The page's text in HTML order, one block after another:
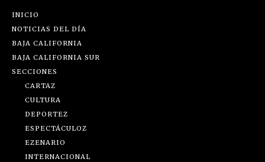
INICIO
NOTICIAS DEL DÍA
BAJA CALIFORNIA
BAJA CALIFORNIA SUR
SECCIONES
CARTAZ
CULTURA
DEPORTEZ
ESPECTÁCULOZ
EZENARIO
INTERNACIONAL